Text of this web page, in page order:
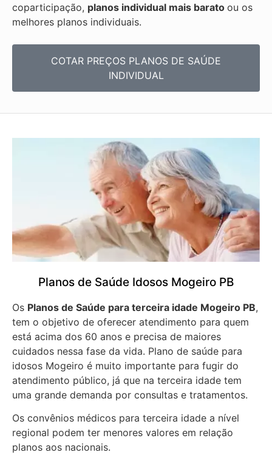
coparticipação, planos individual mais barato ou os
melhores planos individuais.
COTAR PREÇOS PLANOS DE SAÚDE
INDIVIDUAL
Planos de Saúde Idosos Mogeiro PB
Os Planos de Saúde para terceira idade Mogeiro PB,
tem o objetivo de oferecer atendimento para quem
está acima dos 60 anos e precisa de maiores
cuidados nessa fase da vida. Plano de saúde para
idosos Mogeiro é muito importante para fugir do
atendimento público, já que na terceira idade tem
uma grande demanda por consultas e tratamentos.
Os convênios médicos para terceira idade a nível
regional podem ter menores valores em relação
planos aos nacionais.